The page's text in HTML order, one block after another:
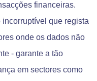
financeiras.
que regista
onde os dados não
- garante a tão
em sectores como